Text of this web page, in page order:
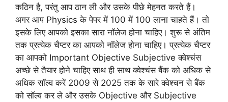
कठिन है, परंतु आप ठान ली और उसके पीछे मेहनत करते हैं।
अगर आप Physics के पेपर में 100 में 100 लाना चाहते हैं। तो
इसके लिए आपको इसका सारा नॉलेज होना चाहिए। शुरू से अंतिम
तक प्रत्येक चैप्टर का आपको नॉलेज होना चाहिए। प्रत्येक चैप्टर
का आपको Important Objective Subjective क्वेश्चंस
अच्छे से तैयार होने चाहिए साथ ही साथ क्वेश्चंस बैंक को अधिक से
अधिक सॉल्व करें 2009 से 2025 तक के सारे क्वेश्चन से बैंक
को सॉल्व कर ले और उसके Objective और Subjective